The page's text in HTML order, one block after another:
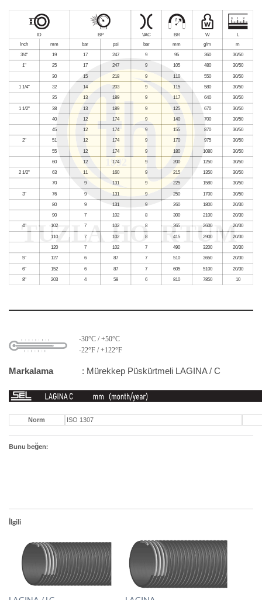
-30°C / +50°C
-22°F / +122°F
Markalama : Mürekkep Püskürtmeli LAGINA / C
Norm ISO 1307
Bunu beğen:
İlgili